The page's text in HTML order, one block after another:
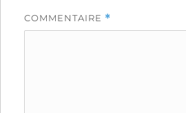
COMMENTAIRE *